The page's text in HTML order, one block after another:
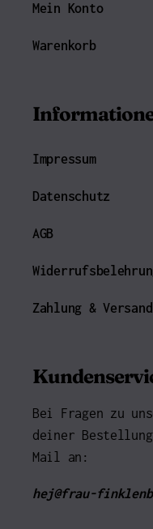
Mein Konto
Warenkorb
Impressum
Datenschutz
AGB
Zahlung & Versand
Bei Fragen zu
deiner
Mail an:
hej@frau-